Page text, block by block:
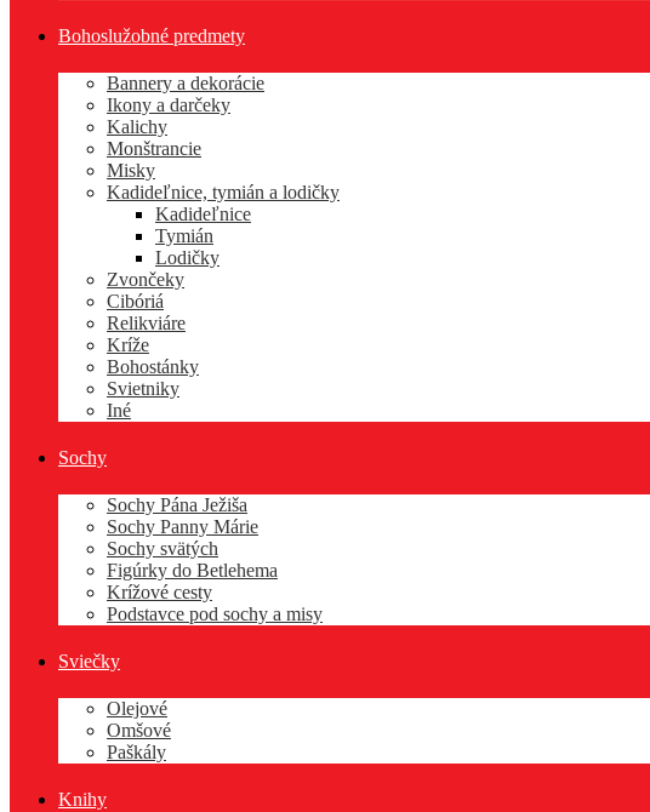
Bohoslužobné predmety
Bannery a dekorácie
Ikony a darčeky
Kalichy
Monštrancie
Misky
Kadideľnice, tymián a lodičky
Kadideľnice
Tymián
Lodičky
Zvončeky
Cibóriá
Relikviáre
Kríže
Bohostánky
Svietniky
Iné
Sochy
Sochy Pána Ježiša
Sochy Panny Márie
Sochy svätých
Figúrky do Betlehema
Krížové cesty
Podstavce pod sochy a misy
Sviečky
Olejové
Omšové
Paškály
Knihy